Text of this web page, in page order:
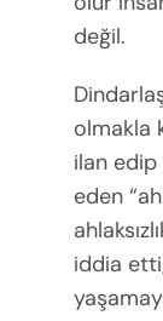
değil.
olmakla
ilan edip
eden
iddia